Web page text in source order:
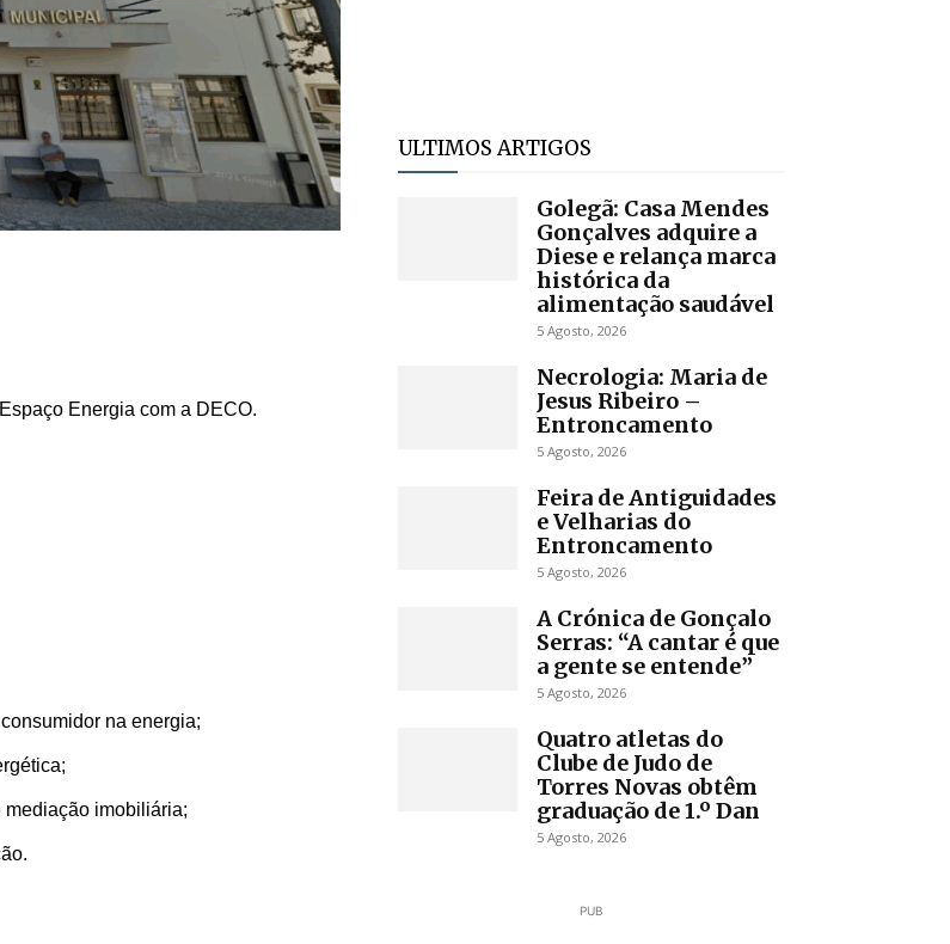
Energia com a DECO.
na energia;
mediação imobiliária;
ULTIMOS ARTIGOS
Golegã: Casa Mendes
Gonçalves adquire a
Diese e relança marca
histórica da
alimentação saudável
5 Agosto, 2026
Necrologia: Maria de
Jesus Ribeiro –
Entroncamento
5 Agosto, 2026
Feira de Antiguidades
e Velharias do
Entroncamento
5 Agosto, 2026
A Crónica de Gonçalo
Serras: “A cantar é que
a gente se entende”
5 Agosto, 2026
Quatro atletas do
Clube de Judo de
Torres Novas obtêm
graduação de 1.º Dan
5 Agosto, 2026
PUB